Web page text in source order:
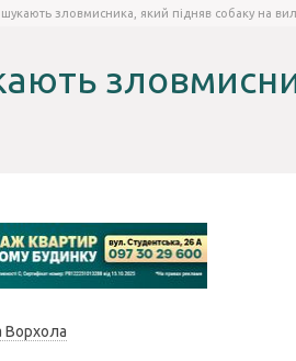
шукають зловмисника, який підняв собаку на